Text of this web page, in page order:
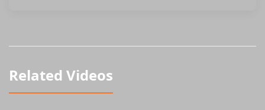
Related Videos